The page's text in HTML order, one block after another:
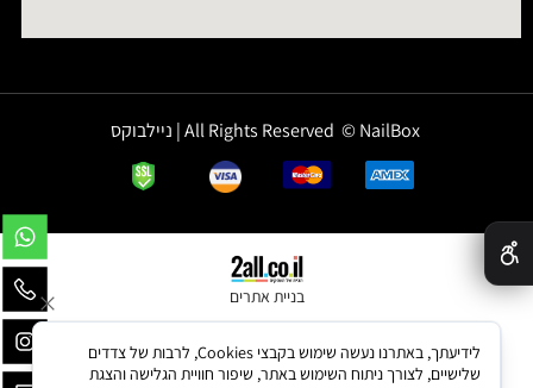
All Rights Reserved © NailBox | ניילבוקס
בניית אתרים
לידיעתך, באתרנו נעשה שימוש בקבצי Cookies, לרבות של צדדים
שלישיים, לצורך ניתוח השימוש באתר, שיפור חוויית הגלישה והצגת